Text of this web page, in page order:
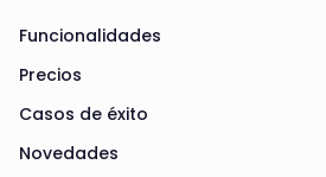
Funcionalidades
Precios
Casos de éxito
Novedades